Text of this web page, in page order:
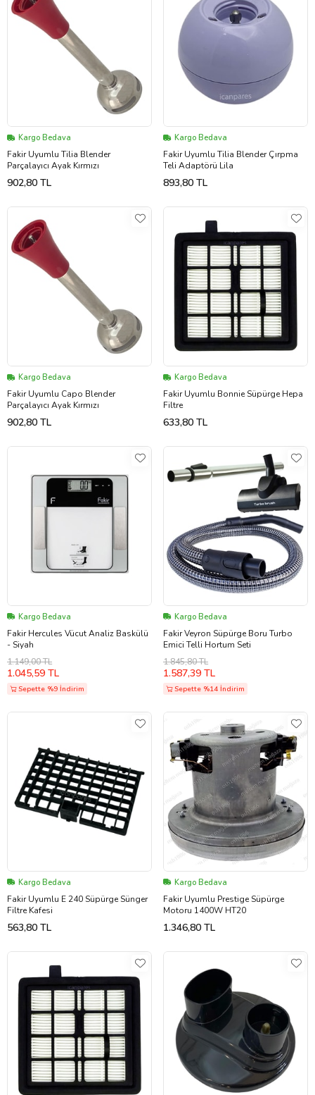
Kargo Bedava
Fakir Uyumlu Tilia Blender
Parçalayıcı Ayak Kırmızı
902,80 TL
Kargo Bedava
Fakir Uyumlu Tilia Blender Çırpma
Teli Adaptörü Lila
893,80 TL
Kargo Bedava
Fakir Uyumlu Capo Blender
Parçalayıcı Ayak Kırmızı
902,80 TL
Kargo Bedava
Fakir Uyumlu Bonnie Süpürge Hepa
Filtre
633,80 TL
Kargo Bedava
Fakir Hercules Vücut Analiz Baskülü
- Siyah
1.149,00 TL
1.045,59 TL
Sepette %9 İndirim
Kargo Bedava
Fakir Veyron Süpürge Boru Turbo
Emici Telli Hortum Seti
1.845,80 TL
1.587,39 TL
Sepette %14 İndirim
Kargo Bedava
Fakir Uyumlu E 240 Süpürge Sünger
Filtre Kafesi
563,80 TL
Kargo Bedava
Fakir Uyumlu Prestige Süpürge
Motoru 1400W HT20
1.346,80 TL